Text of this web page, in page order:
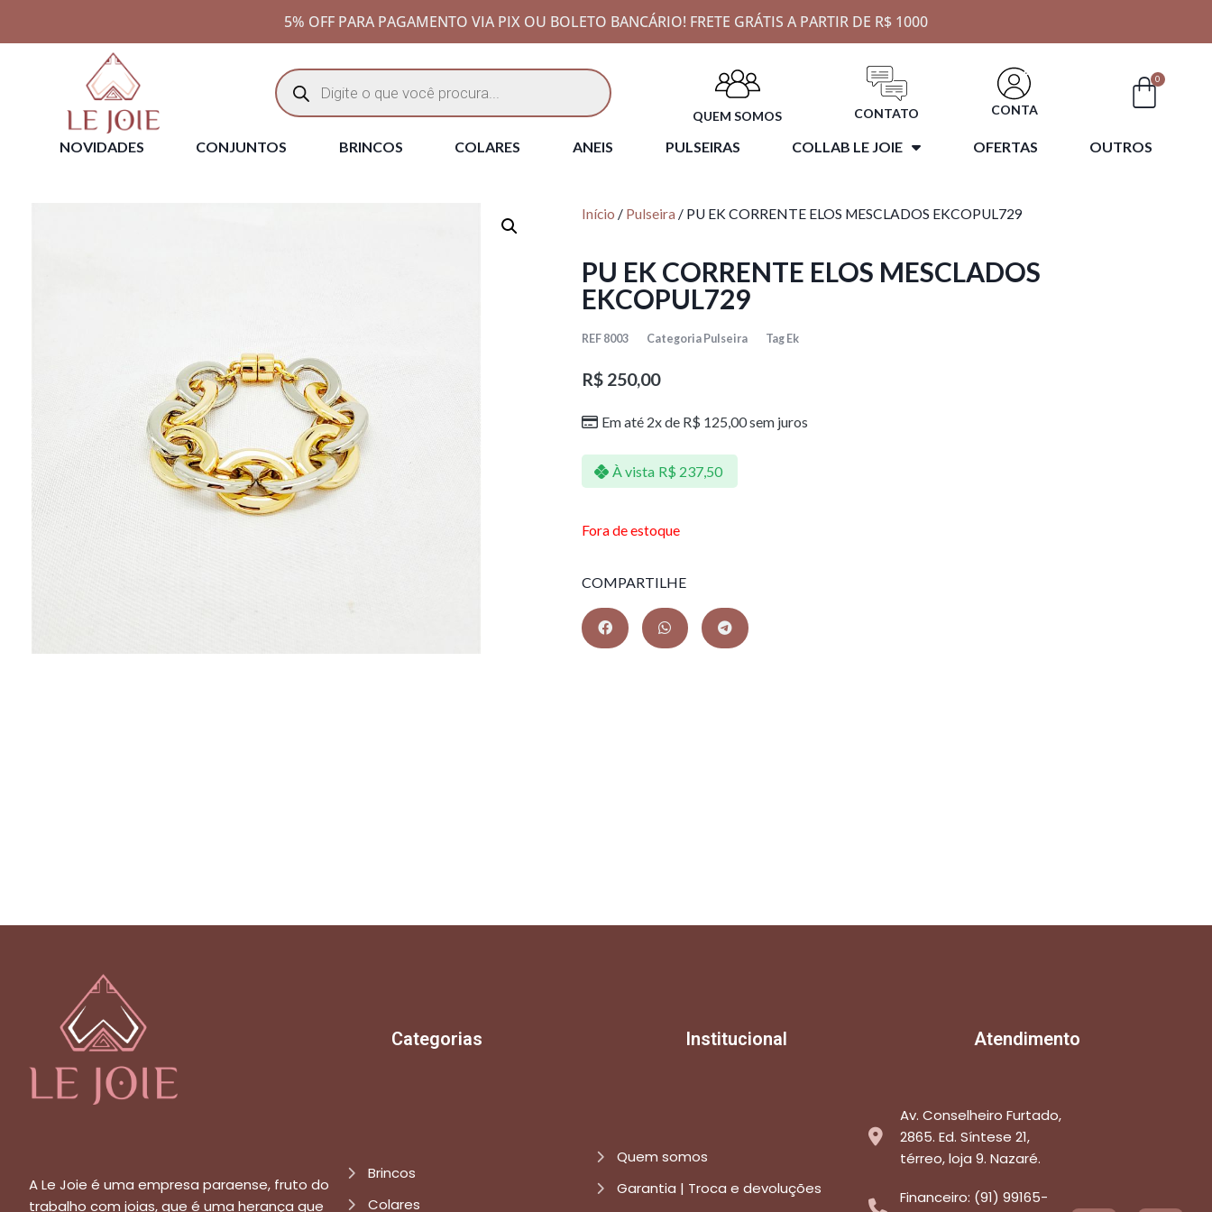
5% OFF PARA PAGAMENTO VIA PIX OU BOLETO BANCÁRIO! FRETE GRÁTIS A PARTIR DE R$ 1000
QUEM SOMOS CONTATO CONTA
0
NOVIDADES CONJUNTOS BRINCOS COLARES ANEIS PULSEIRAS COLLAB LE JOIE OFERTAS OUTROS
Início / Pulseira / PU EK CORRENTE ELOS MESCLADOS EKCOPUL729
PU EK CORRENTE ELOS MESCLADOS
EKCOPUL729
REF 8003 Categoria Pulseira Tag Ek
R$ 250,00
Em até 2x de R$ 125,00sem juros
À vista R$ 237,50
Fora de estoque
COMPARTILHE
Categorias Institucional Atendimento
A Le Joie é uma empresa paraense, fruto do
trabalho com joias, que é uma herança que
Brincos
Colares
Quem somos
Garantia | Troca e devoluções
Av. Conselheiro Furtado,
2865. Ed. Síntese 21,
térreo, loja 9. Nazaré.
Financeiro: (91) 99165-